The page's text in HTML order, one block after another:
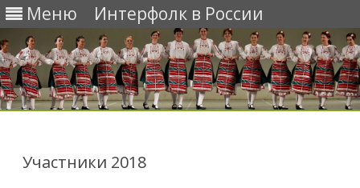
Меню Интерфолк в России
Участники 2018